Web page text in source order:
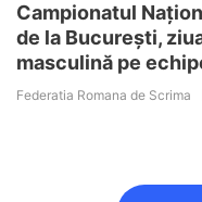
Campionatul
de la București,
masculină pe
Federatia Romana de Scrima